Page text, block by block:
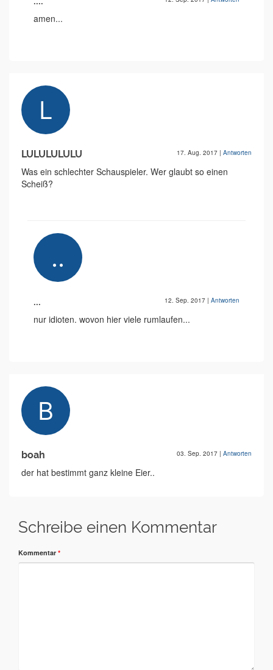
amen...
LULULULULU 17. Aug. 2017 | Antworten
Was ein schlechter Schauspieler. Wer glaubt so einen
Scheiß?
... 12. Sep. 2017 | Antworten
nur idioten. wovon hier viele rumlaufen...
boah 03. Sep. 2017 | Antworten
der hat bestimmt ganz kleine Eier..
Schreibe einen Kommentar
Kommentar *